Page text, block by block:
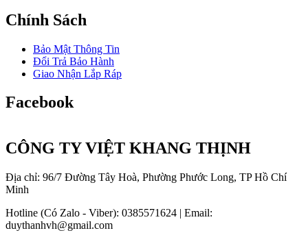
Chính Sách
Bảo Mật Thông Tin
Đổi Trả Bảo Hành
Giao Nhận Lắp Ráp
Facebook
CÔNG TY VIỆT KHANG THỊNH
Địa chỉ: 96/7 Đường Tây Hoà, Phường Phước Long, TP Hồ Chí
Minh
Hotline (Có Zalo - Viber): 0385571624 | Email:
duythanhvh@gmail.com